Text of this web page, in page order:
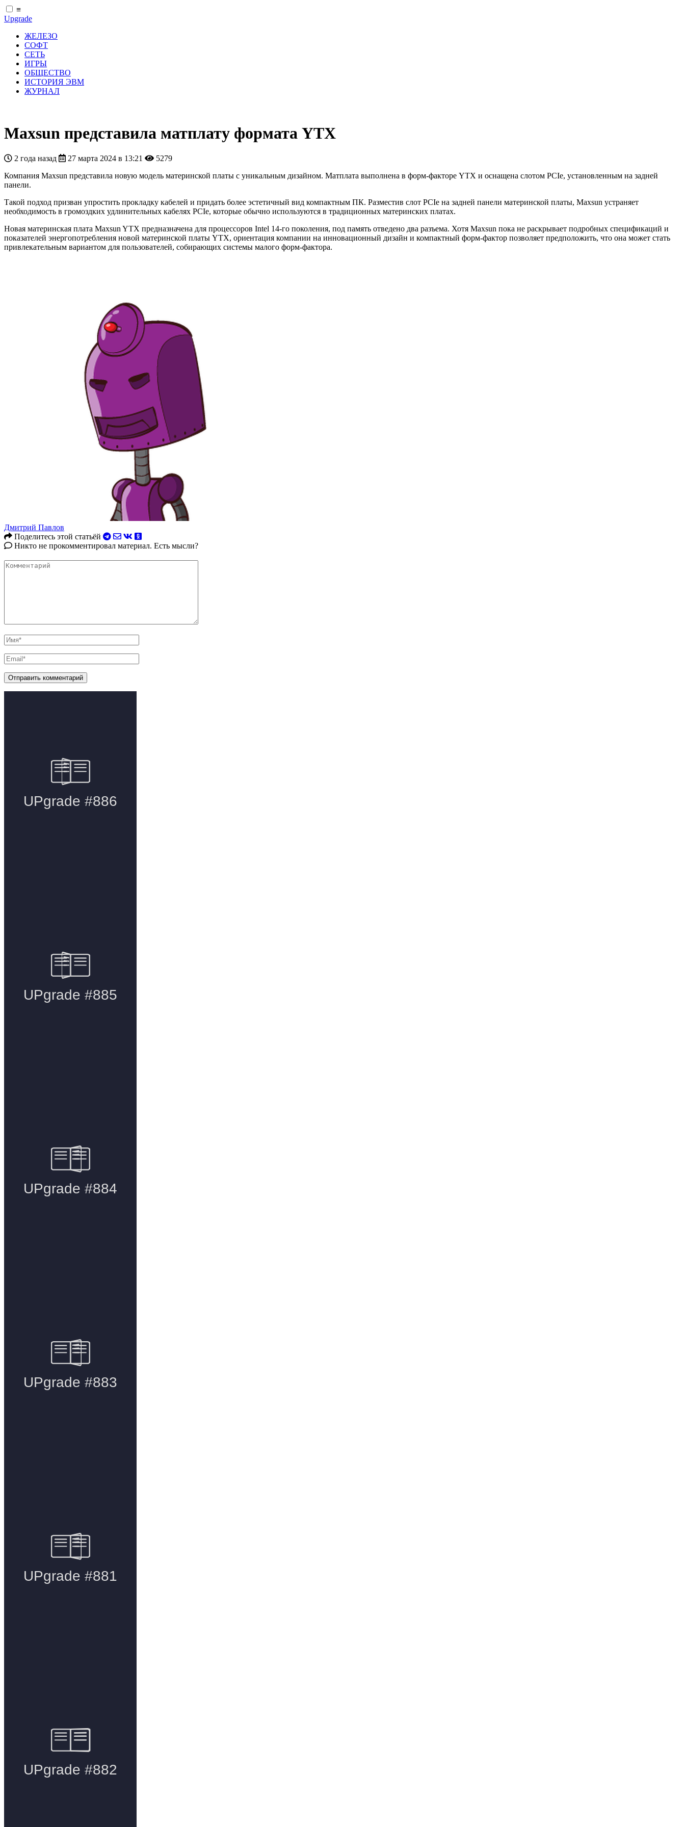
≡
Upgrade
ЖЕЛЕЗО
СОФТ
СЕТЬ
ИГРЫ
ОБЩЕСТВО
ИСТОРИЯ ЭВМ
ЖУРНАЛ
Maxsun представила матплату формата YTX
2 года назад 27 марта 2024 в 13:21
5279
Компания Maxsun представила новую модель материнской платы с уникальным дизайном. Матплата выполнена в форм-факторе YTX и оснащена слотом PCIe, установленным на задней
панели.
Такой подход призван упростить прокладку кабелей и придать более эстетичный вид компактным ПК. Разместив слот PCIe на задней панели материнской платы, Maxsun устраняет
необходимость в громоздких удлинительных кабелях PCIe, которые обычно используются в традиционных материнских платах.
Новая материнская плата Maxsun YTX предназначена для процессоров Intel 14-го поколения, под память отведено два разъема. Хотя Maxsun пока не раскрывает подробных спецификаций и
показателей энергопотребления новой материнской платы YTX, ориентация компании на инновационный дизайн и компактный форм-фактор позволяет предположить, что она может стать
привлекательным вариантом для пользователей, собирающих системы малого форм-фактора.
Дмитрий Павлов
Поделитесь этой статьёй
Никто не прокомментировал материал. Есть мысли?